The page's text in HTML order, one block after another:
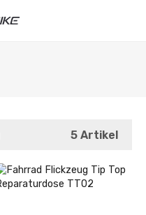
5 Artikel